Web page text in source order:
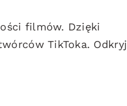
filmów. Dzięki
TikToka. Odkryj